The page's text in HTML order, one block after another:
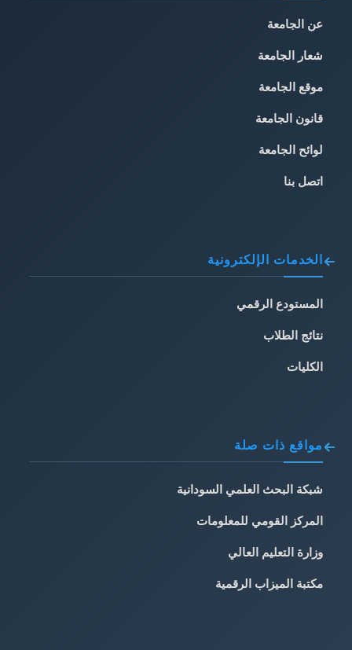
عن الجامعة
شعار الجامعة
موقع الجامعة
قانون الجامعة
لوائح الجامعة
اتصل بنا
الخدمات الإلكترونية
المستودع الرقمي
نتائج الطلاب
الكليات
مواقع ذات صلة
شبكة البحث العلمي السودانية
المركز القومي للمعلومات
وزارة التعليم العالي
مكتبة الميزاب الرقمية